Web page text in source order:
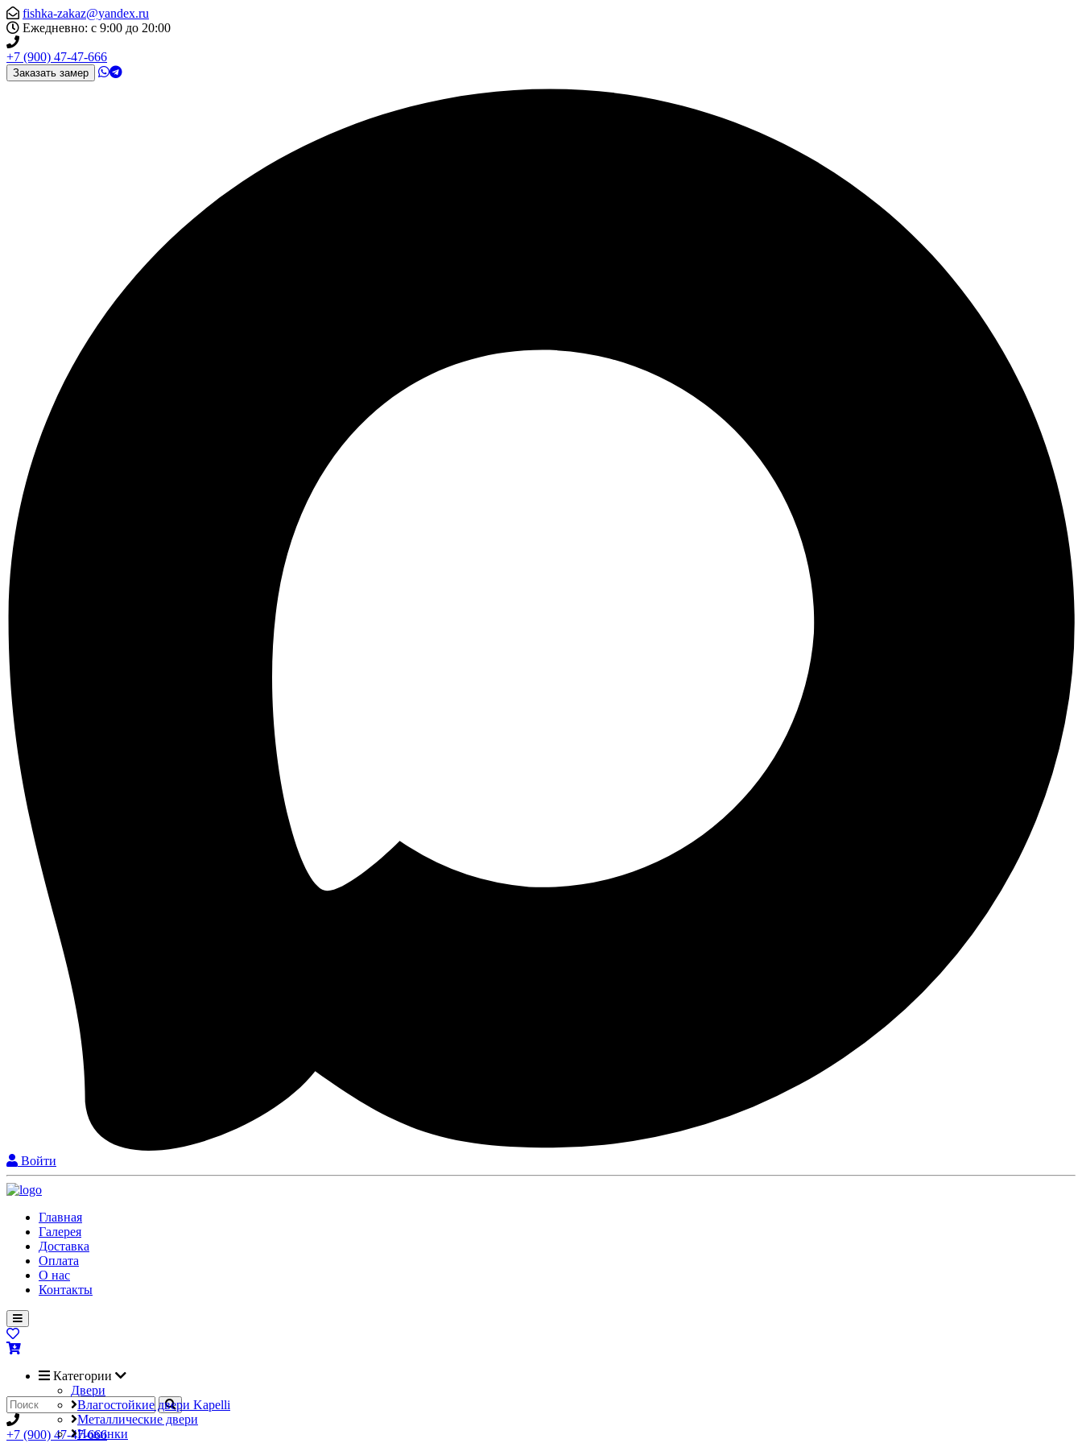
fishka-zakaz@yandex.ru
Ежедневно: с 9:00 до 20:00
+7 (900) 47-47-666
Заказать замер
Войти
Главная
Галерея
Доставка
Оплата
О нас
Контакты
Категории
Двери
Влагостойкие двери Kapelli
Металлические двери
Новинки
+7 (900) 47-47-666